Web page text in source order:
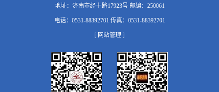
地址：济南市经十路17923号 邮编：250061
电话：0531-88392701 传真：0531-88392701
[ 网站管理 ]